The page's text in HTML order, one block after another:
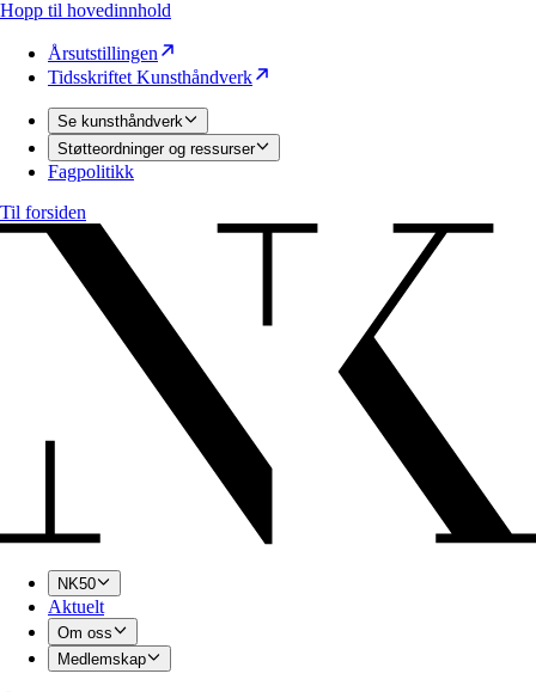
Hopp til hovedinnhold
Årsutstillingen
Tidsskriftet Kunsthåndverk
Se kunsthåndverk
Støtteordninger og ressurser
Fagpolitikk
Til forsiden
NK50
Aktuelt
Om oss
Medlemskap